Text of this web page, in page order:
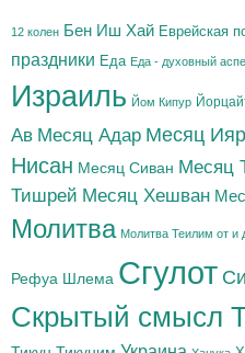
12 колен Бен Иш Хай Еврейская
праздники Еда Еда - духовный
Израиль Йом Кипур
Ав Месяц Адар Месяц Ияр
Нисан Месяц Сиван Месяц
Тишрей Месяц Хешван
Молитва Молитва Теилим от и
Рефуа Шлема Сгулот
Скрытый смысл